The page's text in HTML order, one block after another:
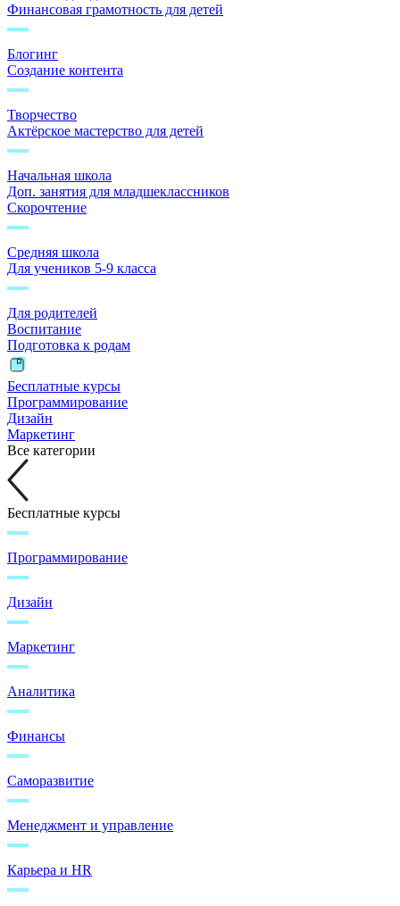
Финансовая грамотность для детей
Блогинг
Создание контента
Творчество
Актёрское мастерство для детей
Начальная школа
Доп. занятия для младшеклассников
Скорочтение
Средняя школа
Для учеников 5-9 класса
Для родителей
Воспитание
Подготовка к родам
Бесплатные курсы
Программирование
Дизайн
Маркетинг
Все категории
Бесплатные курсы
Программирование
Дизайн
Маркетинг
Аналитика
Финансы
Саморазвитие
Менеджмент и управление
Карьера и HR